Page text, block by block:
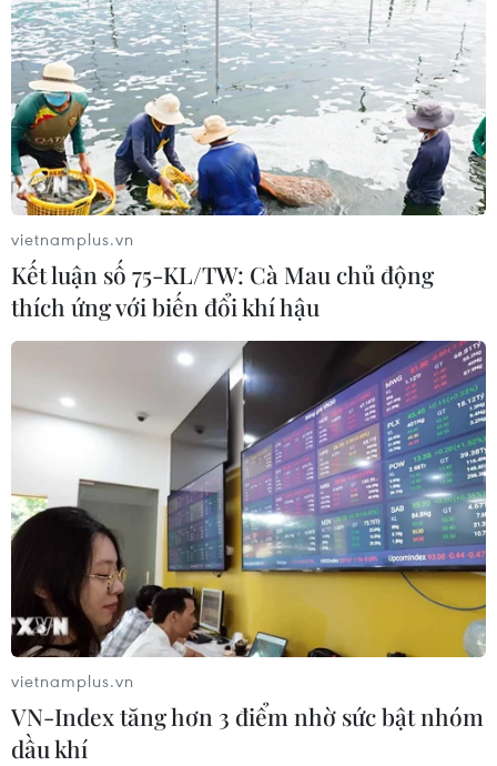
vietnamplus.vn
Kết luận số 75-KL/TW: Cà Mau chủ động
thích ứng với biến đổi khí hậu
vietnamplus.vn
VN-Index tăng hơn 3 điểm nhờ sức bật nhóm
dầu khí